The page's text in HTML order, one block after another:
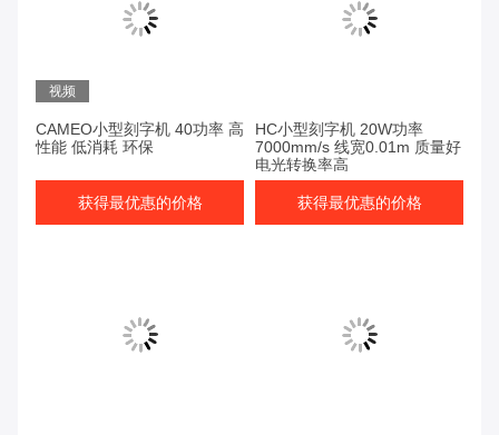
视频
CAMEO小型刻字机 40功率 高
性能 低消耗 环保
获得最优惠的价格
HC小型刻字机 20W功率
7000mm/s 线宽0.01m 质量好
电光转换率高
获得最优惠的价格